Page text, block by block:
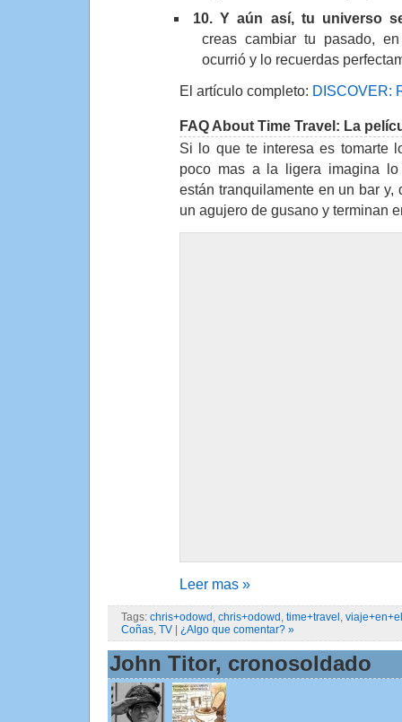
10. Y aún así, tu universo
creas cambiar tu pasado,
ocurrió y lo recuerdas
El artículo completo: DISCOVER:
FAQ About Time Travel: La
Si lo que te interesa es tomarte
poco mas a la ligera imagina lo
están tranquilamente en un bar y,
un agujero de gusano y terminan
Leer mas »
Tags: chris+odowd , chris+odowd , time+travel ,
Coñas, TV ¿Algo que comentar? »
John Titor, cronosoldado